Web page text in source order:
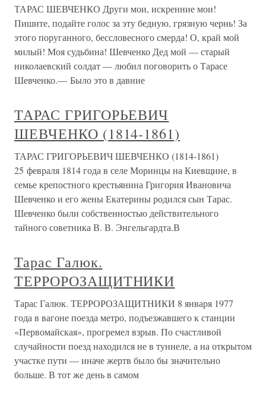
ТАРАС ШЕВЧЕНКО Други мои, искренние мои!
Пишите, подайте голос за эту бедную, грязную чернь! За
этого поруганного, бессловесного смерда! О, край мой
милый! Моя судьбина! Шевченко Дед мой — старый
николаевский солдат — любил поговорить о Тарасе
Шевченко.— Было это в давние
ТАРАС ГРИГОРЬЕВИЧ
ШЕВЧЕНКО (1814-1861)
ТАРАС ГРИГОРЬЕВИЧ ШЕВЧЕНКО (1814-1861)
25 февраля 1814 года в селе Моринцы на Киевщине, в
семье крепостного крестьянина Григория Ивановича
Шевченко и его жены Екатерины родился сын Тарас.
Шевченко были собственностью действительного
тайного советника В. В. Энгельгардта.В
Тарас Галюк.
ТЕРРОРОЗАЩИТНИКИ
Тарас Галюк. ТЕРРОРОЗАЩИТНИКИ 8 января 1977
года в вагоне поезда метро, подъезжавшего к станции
«Первомайская», прогремел взрыв. По счастливой
случайности поезд находился не в туннеле, а на открытом
участке пути — иначе жертв было бы значительно
больше. В тот же день в самом